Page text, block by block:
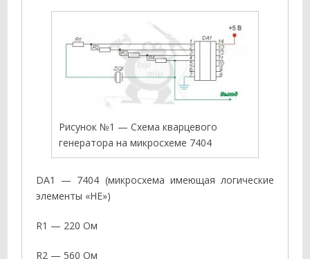
Рисунок №1 — Схема кварцевого
генератора на микросхеме 7404
DA1 — 7404 (микросхема имеющая логические
элементы «НЕ»)
R1 — 220 Ом
R2 — 560 Ом